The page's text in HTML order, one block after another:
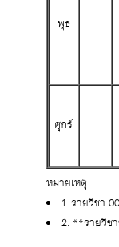
พุธ
ศุกร์
หมายเหตุ
1. รายวิชา
2. **รายวิช